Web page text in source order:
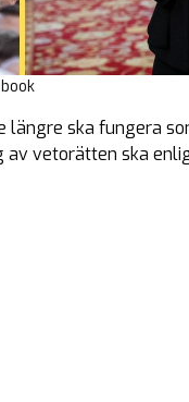
ska fungera
vetorätten ska